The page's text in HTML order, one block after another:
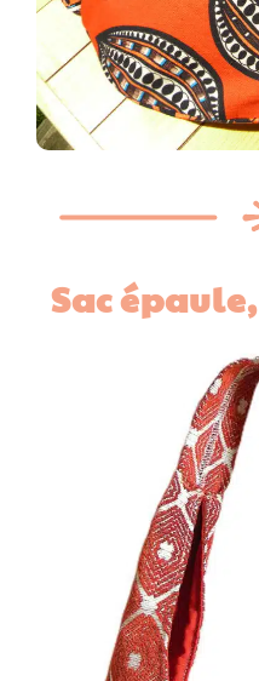
Sac épaule,